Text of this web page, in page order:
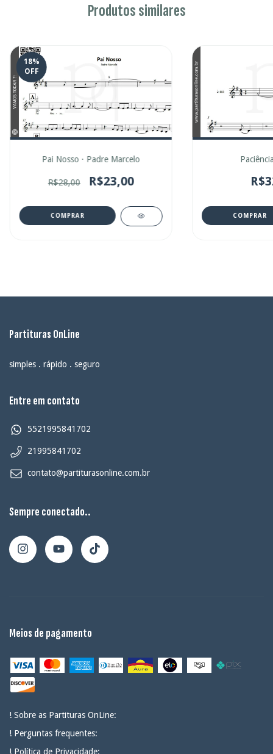
Produtos similares
18%
OFF
Pai Nosso · Padre Marcelo
R$28,00 R$23,00
COMPRAR COMPRAR
Partituras OnLine
simples . rápido . seguro
Entre em contato
5521995841702
21995841702
contato@partiturasonline.com.br
Sempre conectado..
Meios de pagamento
! Sobre as Partituras OnLine:
! Perguntas frequentes:
! Política de Privacidade: